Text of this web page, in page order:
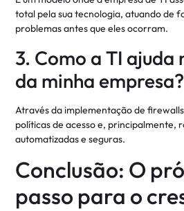
total pela sua tecnologia, atuando de
problemas antes que eles ocorram.
3. Como a TI ajuda
da minha empresa?
Através da implementação de
políticas de acesso e, principalmente,
automatizadas e seguras.
Conclusão: O
passo para o